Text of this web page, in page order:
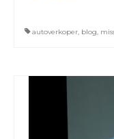
autoverkoper, blog,